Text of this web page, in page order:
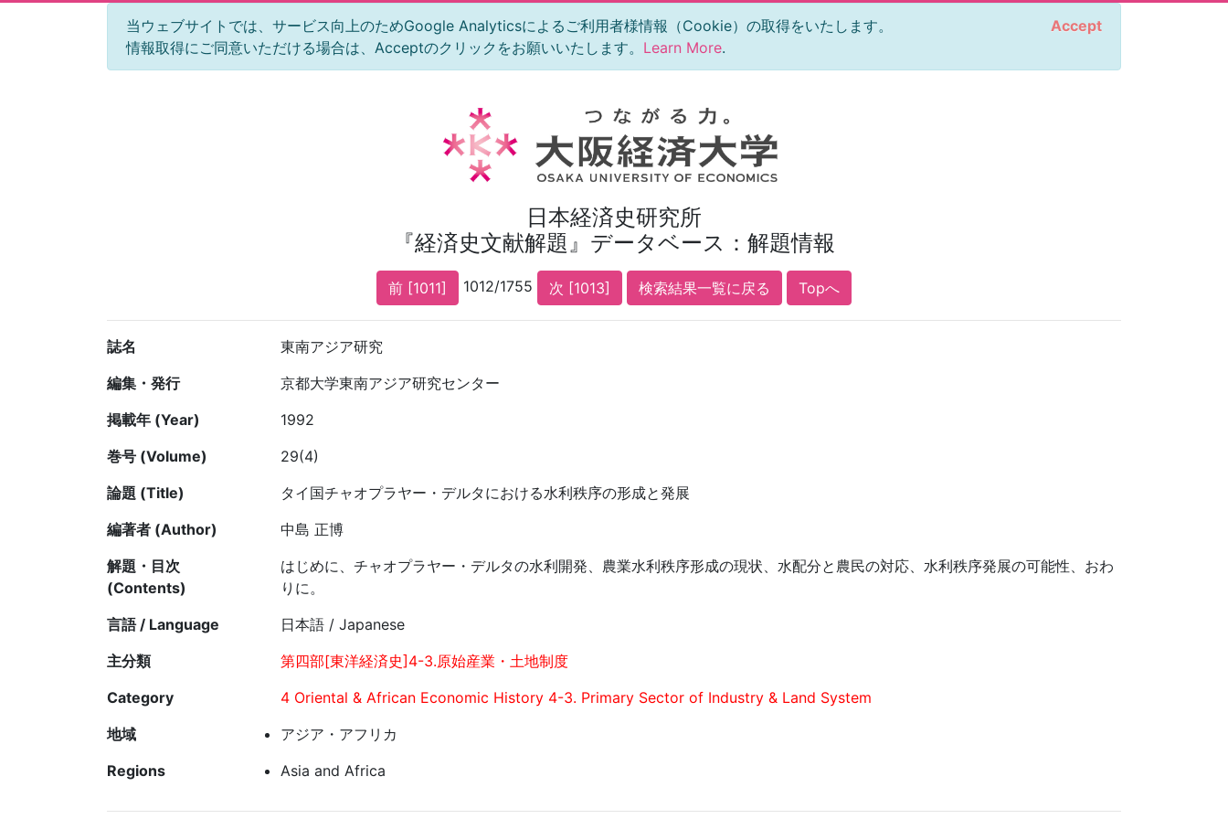
当ウェブサイトでは、サービス向上のためGoogle Analyticsによるご利用者様情報（Cookie）の取得をいたします。
情報取得にご同意いただける場合は、Acceptのクリックをお願いいたします。 Learn More.
Accept
日本経済史研究所
『経済史文献解題』データベース：解題情報
前 [1011] 1012/1755 次 [1013] 検索結果一覧に戻る Topへ
誌名
東南アジア研究
編集・発行
京都大学東南アジア研究センター
掲載年 (Year)
1992
巻号 (Volume)
29(4)
論題 (Title)
タイ国チャオプラヤー・デルタにおける水利秩序の形成と発展
編著者 (Author)
中島 正博
解題・目次
(Contents)
はじめに、チャオプラヤー・デルタの水利開発、農業水利秩序形成の現状、水配分と農民の対応、水利秩序発展の可能性、おわ
りに。
言語 / Language
日本語 / Japanese
主分類
第四部[東洋経済史]4-3.原始産業・土地制度
Category
4 Oriental & African Economic History 4-3. Primary Sector of Industry & Land System
地域
アジア・アフリカ
Regions
Asia and Africa